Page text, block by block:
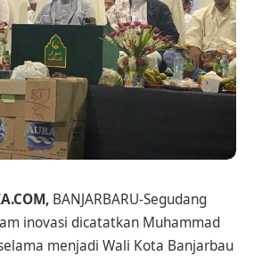
BANJARBARU-Segudang
inovasi dicatatkan Muhammad
menjadi Wali Kota Banjarbau